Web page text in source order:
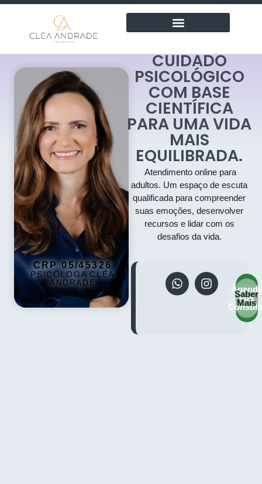
CUIDADO
PSICOLÓGICO
COM BASE
CIENTÍFICA
PARA UMA VIDA
MAIS
EQUILIBRADA.
Atendimento online para
adultos. Um espaço de escuta
qualificada para compreender
suas emoções, desenvolver
recursos e lidar com os
desafios da vida.
Agende
sua
Saber
Mais
CRP 05/45326
PSICÓLOGA CLÉA
ANDRADE